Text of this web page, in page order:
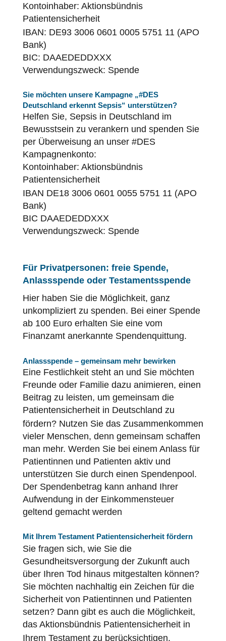
Kontoinhaber: Aktionsbündnis
Patientensicherheit
IBAN: DE93 3006 0601 0005 5751 11 (APO
Bank)
BIC: DAAEDEDDXXX
Verwendungszweck: Spende
Sie möchten unsere Kampagne „#DES
Deutschland erkennt Sepsis“ unterstützen?
Helfen Sie, Sepsis in Deutschland im
Bewusstsein zu verankern und spenden Sie
per Überweisung an unser #DES
Kampagnenkonto:
Kontoinhaber: Aktionsbündnis
Patientensicherheit
IBAN DE18 3006 0601 0055 5751 11 (APO
Bank)
BIC DAAEDEDDXXX
Verwendungszweck: Spende
Für Privatpersonen: freie Spende,
Anlassspende oder Testamentsspende
Hier haben Sie die Möglichkeit, ganz
unkompliziert zu spenden. Bei einer Spende
ab 100 Euro erhalten Sie eine vom
Finanzamt anerkannte Spendenquittung.
Anlassspende – gemeinsam mehr bewirken
Eine Festlichkeit steht an und Sie möchten
Freunde oder Familie dazu animieren, einen
Beitrag zu leisten, um gemeinsam die
Patientensicherheitin Deutschland zu
fördern? Nutzen Sie das Zusammenkommen
vieler Menschen, denn gemeinsam schaffen
man mehr. Werden Sie bei einem Anlass für
Patientinnen und Patienten aktiv und
unterstützen Sie durch einen Spendenpool.
Der Spendenbetrag kann anhand Ihrer
Aufwendung in der Einkommensteuer
geltend gemacht werden
Mit Ihrem Testament Patientensicherheitfördern
Sie fragen sich, wie Sie die
Gesundheitsversorgung der Zukunft auch
über Ihren Tod hinaus mitgestalten können?
Sie möchten nachhaltig ein Zeichen für die
Sicherheit von Patientinnen und Patienten
setzen? Dann gibt es auch die Möglichkeit,
das Aktionsbündnis Patientensicherheitin
Ihrem Testament zu berücksichtigen.